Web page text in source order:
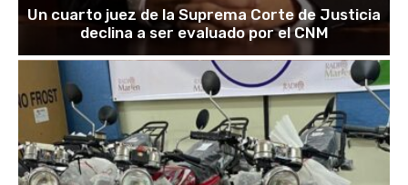
Un cuarto juez de la Suprema Corte de Justicia
declina a ser evaluado por el CNM